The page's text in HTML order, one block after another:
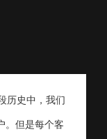
历史中，我们
。但是每个客